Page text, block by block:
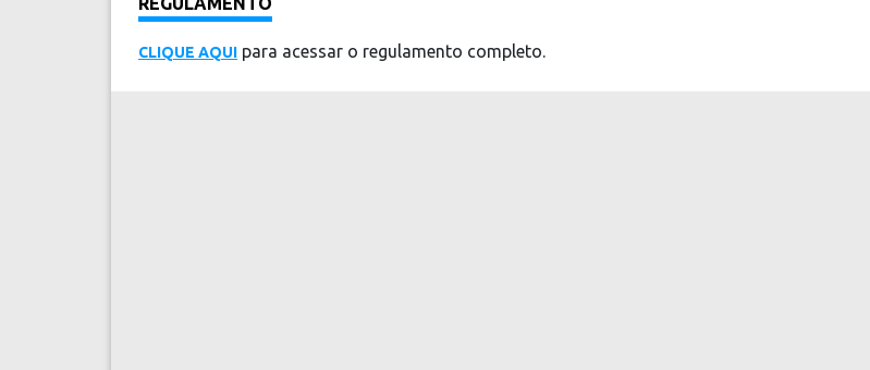
CLIQUE AQUI para acessar o regulamento completo.